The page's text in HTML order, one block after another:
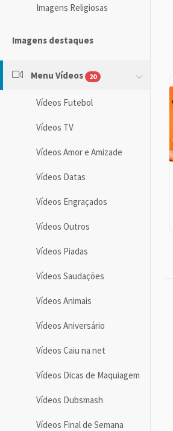
Imagens Religiosas
Imagens destaques
Menu Vídeos 20
Vídeos Futebol
Vídeos TV
Vídeos Amor e Amizade
Vídeos Datas
Vídeos Engraçados
Vídeos Outros
Vídeos Piadas
Vídeos Saudações
Vídeos Animais
Vídeos Aniversário
Vídeos Caiu na net
Vídeos Dicas de Maquiagem
Vídeos Dubsmash
Vídeos Final de Semana